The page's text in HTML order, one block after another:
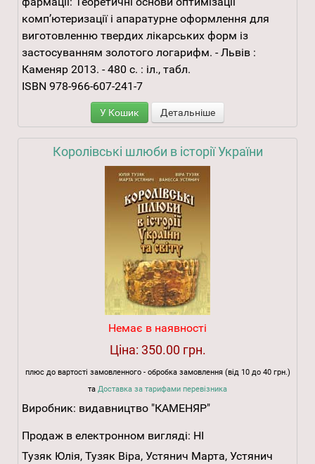
комп’ютеризації і апаратурне оформлення для
виготовленню твердих лікарських форм із
застосуванням золотого логарифм. - Львів :
Каменяр 2013. - 480 с. : іл., табл.
ISBN 978-966-607-241-7
У Кошик Детальніше
Королівські шлюби в історії України
Немає в наявності
Ціна: 350.00 грн.
плюс до вартості замовленного - обробка замовлення (від 10 до 40 грн.)
та Доставка за тарифами перевізника
Виробник: видавництво "КАМЕНЯР"
Продаж в електронном вигляді: НІ
Тузяк Юлія, Тузяк Віра, Устянич Марта, Устянич